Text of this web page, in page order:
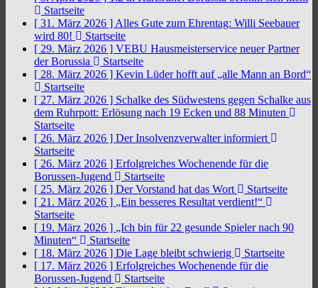
Startseite
[ 31. März 2026 ] Alles Gute zum Ehrentag: Willi Seebauer
wird 80!
Startseite
[ 29. März 2026 ] VEBU Hausmeisterservice neuer Partner
der Borussia
Startseite
[ 28. März 2026 ] Kevin Lüder hofft auf „alle Mann an Bord“
Startseite
[ 27. März 2026 ] Schalke des Südwestens gegen Schalke aus
dem Ruhrpott: Erlösung nach 19 Ecken und 88 Minuten
Startseite
[ 26. März 2026 ] Der Insolvenzverwalter informiert
Startseite
[ 26. März 2026 ] Erfolgreiches Wochenende für die
Borussen-Jugend
Startseite
[ 25. März 2026 ] Der Vorstand hat das Wort
Startseite
[ 21. März 2026 ] „Ein besseres Resultat verdient!“
Startseite
[ 19. März 2026 ] „Ich bin für 22 gesunde Spieler nach 90
Minuten“
Startseite
[ 18. März 2026 ] Die Lage bleibt schwierig
Startseite
[ 17. März 2026 ] Erfolgreiches Wochenende für die
Borussen-Jugend
Startseite